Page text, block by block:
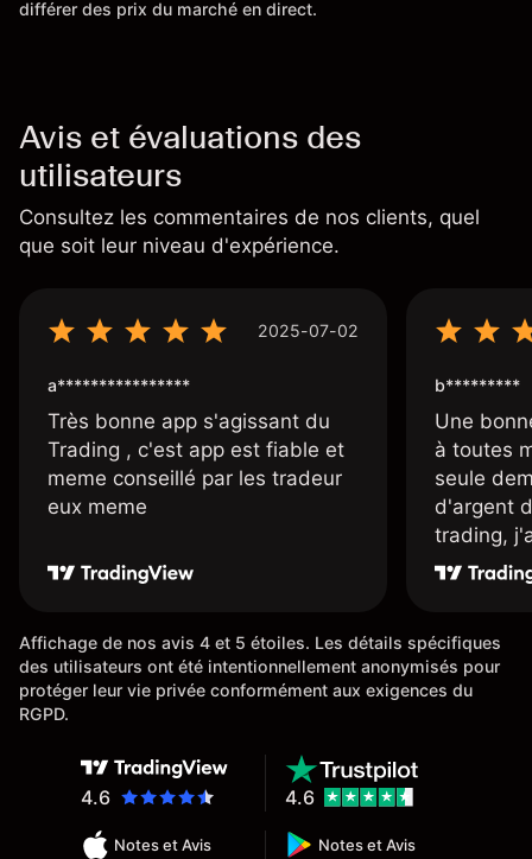
différer des prix du marché en direct.
Avis et évaluations des
utilisateurs
Consultez les commentaires de nos clients, quel
que soit leur niveau d'expérience.
2025-07-02
a****************
Très bonne app s'agissant du
Trading , c'est app est fiable et
meme conseillé par les tradeur
eux meme
b*********
Une
à toutes
seule
d'argent
trading,
une carte
Affichage de nos avis 4 et 5 étoiles. Les détails spécifiques
des utilisateurs ont été intentionnellement anonymisés pour
protéger leur vie privée conformément aux exigences du
RGPD.
4.6
Notes et Avis Notes et Avis
4.6